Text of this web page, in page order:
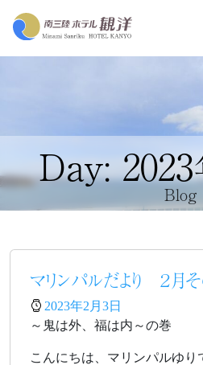
Day: 2023
Blog
マリンパルだより ２月そ
2023年2月3日
～鬼は外、福は内～の巻
こんにちは、マリンパルゆり